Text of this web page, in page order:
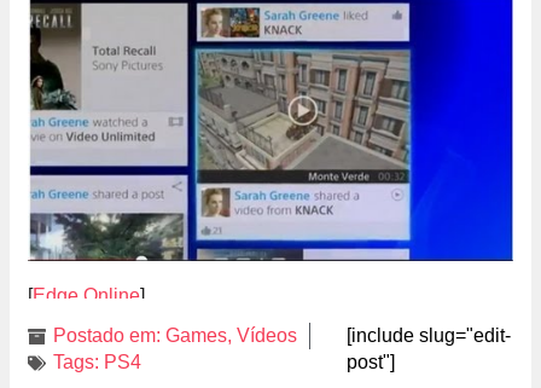
[Edge Online]
Postado em: Games, Vídeos
Tags: PS4
[include slug="edit-
post"]